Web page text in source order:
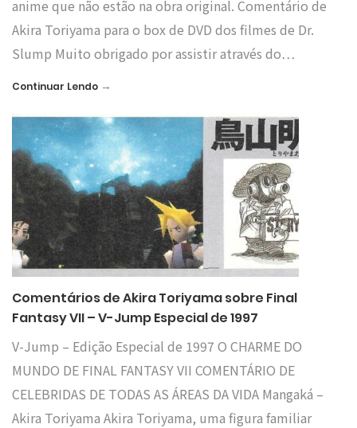
anime que não estão na obra original. Comentário de
Akira Toriyama para o box de DVD dos filmes de Dr.
Slump Muito obrigado por assistir através do…
Continuar Lendo →
Comentários de Akira Toriyama sobre Final
Fantasy VII – V-Jump Especial de 1997
V-Jump – Edição Especial de 1997 O CHARME DO
MUNDO DE FINAL FANTASY VII COMENTÁRIO DE
CELEBRIDAS DE TODAS AS ÁREAS DA VIDA Mangaká –
Akira Toriyama Akira Toriyama, uma figura familiar